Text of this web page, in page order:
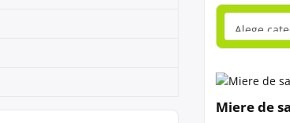
Miere de